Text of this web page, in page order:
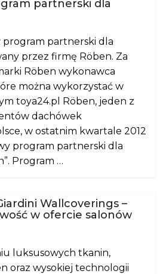
partnerski dla
program partnerski dla
przez firmę Röben. Za
Röben wykonawca
można wykorzystać w
toya24.pl Röben, jeden z
dachówek
w ostatnim kwartale 2012
program partnerski dla
Program …
Wallcoverings –
w ofercie salonów
luksusowych tkanin,
oraz wysokiej technologii